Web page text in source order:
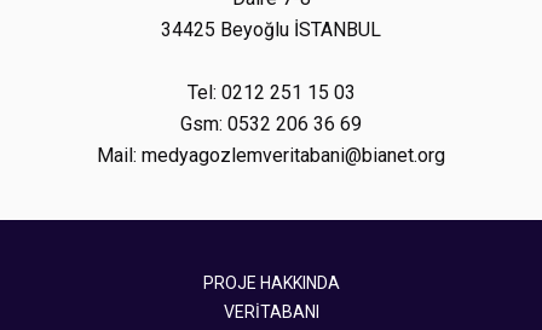
34425 Beyoğlu İSTANBUL
Tel: 0212 251 15 03
Gsm: 0532 206 36 69
Mail: medyagozlemveritabani@bianet.org
PROJE HAKKINDA
VERİTABANI